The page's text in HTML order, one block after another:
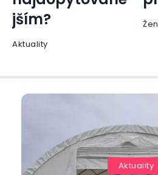
jším?
Aktuality
Aktuality